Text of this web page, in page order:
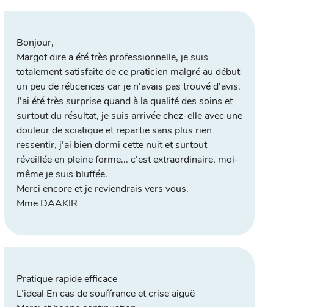
Bonjour,
Margot dire a été très professionnelle, je suis
totalement satisfaite de ce praticien malgré au début
un peu de réticences car je n'avais pas trouvé d'avis.
J'ai été très surprise quand à la qualité des soins et
surtout du résultat, je suis arrivée chez-elle avec une
douleur de sciatique et repartie sans plus rien
ressentir, j'ai bien dormi cette nuit et surtout
réveillée en pleine forme... c'est extraordinaire, moi-
même je suis bluffée.
Merci encore et je reviendrais vers vous.
Mme DAAKIR
Pratique rapide efficace
L’ideal En cas de souffrance et crise aiguë